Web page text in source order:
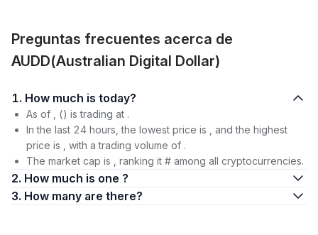
Preguntas frecuentes acerca de
AUDD(Australian Digital Dollar)
1. How much is today?
As of , () is trading at .
In the last 24 hours, the lowest price is , and the highest
price is , with a trading volume of .
The market cap is , ranking it # among all cryptocurrencies.
2. How much is one ?
3. How many are there?